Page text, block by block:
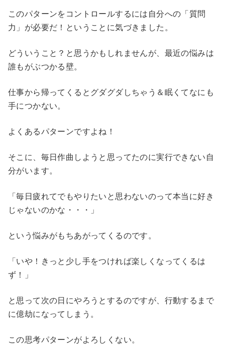
このパターンをコントロールするには自分への「質問
力」が必要だ！ということに気づきました。
どういうこと？と思うかもしれませんが、最近の悩みは
誰もがぶつかる壁。
仕事から帰ってくるとグダグダしちゃう＆眠くてなにも
手につかない。
よくあるパターンですよね！
そこに、毎日作曲しようと思ってたのに実行できない自
分がいます。
「毎日疲れてでもやりたいと思わないのって本当に好き
じゃないのかな・・・」
という悩みがもちあがってくるのです。
「いや！きっと少し手をつければ楽しくなってくるは
ず！」
と思って次の日にやろうとするのですが、行動するまで
に億劫になってしまう。
この思考パターンがよろしくない。